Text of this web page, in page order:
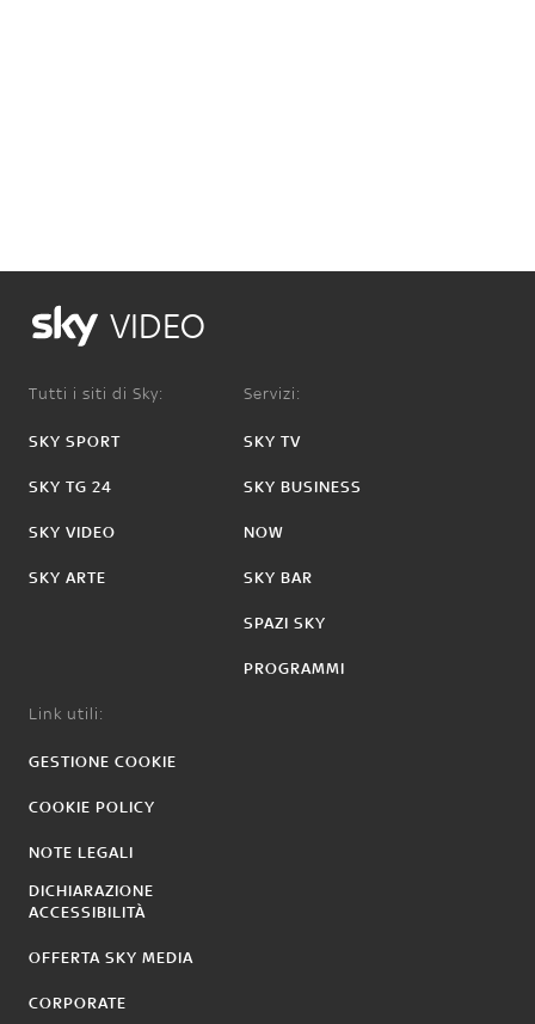
VIDEO
Tutti i siti di Sky:
SKY SPORT
SKY TG 24
SKY VIDEO
SKY ARTE
Servizi:
SKY TV
SKY BUSINESS
NOW
SKY BAR
SPAZI SKY
PROGRAMMI
Link utili:
GESTIONE COOKIE
COOKIE POLICY
NOTE LEGALI
DICHIARAZIONE
ACCESSIBILITÀ
OFFERTA SKY MEDIA
CORPORATE